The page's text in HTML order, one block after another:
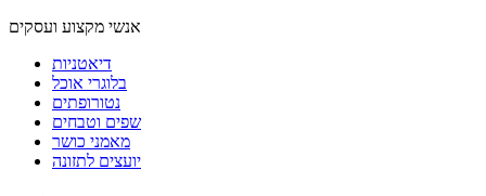
אנשי מקצוע ועסקים
דיאטניות
בלוגרי אוכל
נטורופתים
שפים וטבחים
מאמני כושר
יועצים לתזונה